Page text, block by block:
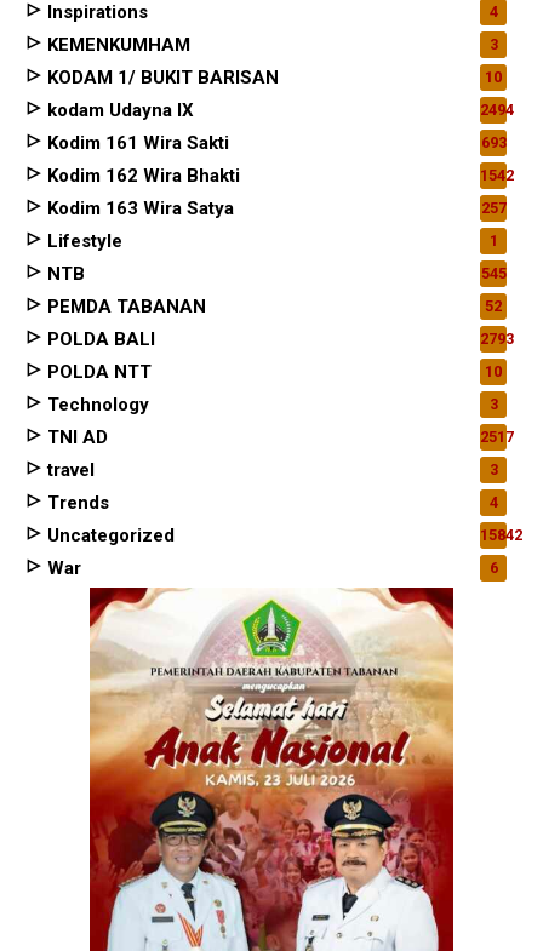
Inspirations 4
KEMENKUMHAM 3
KODAM 1/ BUKIT BARISAN 10
kodam Udayna IX 2494
Kodim 161 Wira Sakti 693
Kodim 162 Wira Bhakti 1542
Kodim 163 Wira Satya 257
Lifestyle 1
NTB 545
PEMDA TABANAN 52
POLDA BALI 2793
POLDA NTT 10
Technology 3
TNI AD 2517
travel 3
Trends 4
Uncategorized 15842
War 6